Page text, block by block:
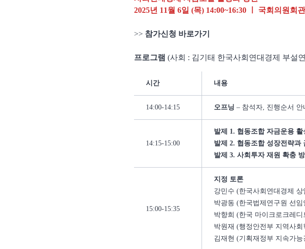
2025년 11월 6일 (목) 14:00~16:30 ㅣ 국회의원회
>> 참가신청 바로가기
프로그램 (사회 : 김기태 한국사회연대경제 부설
시간 내용
14:00-14:15 오프닝 – 참석자, 진행순서
14:15-15:00
발제 1. 협동조합 자금운용
발제 2. 협동조합 성장전략과
발제 3. 사회투자 재원 확충
15:00-15:35
지정 토론
강민수 (한국사회연대경제 상
박광동 (한국법제연구원 선임
박향희 (한국 마이크로크레
박원재 (행정안전부 지역사회
김재현 (기획재정부 지속가